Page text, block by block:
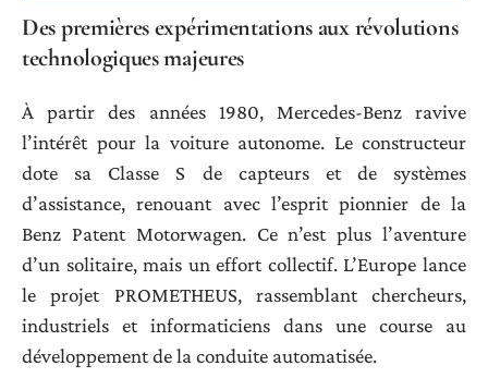
Des premières expérimentations aux révolutions
technologiques majeures
À partir des années 1980, Mercedes-Benz ravive
l’intérêt pour la voiture autonome. Le constructeur
dote sa Classe S de capteurs et de systèmes
d’assistance, renouant avec l’esprit pionnier de la
Benz Patent Motorwagen. Ce n’est plus l’aventure
d’un solitaire, mais un effort collectif. L’Europe lance
le projet PROMETHEUS, rassemblant chercheurs,
industriels et informaticiens dans une course au
développement de la conduite automatisée.